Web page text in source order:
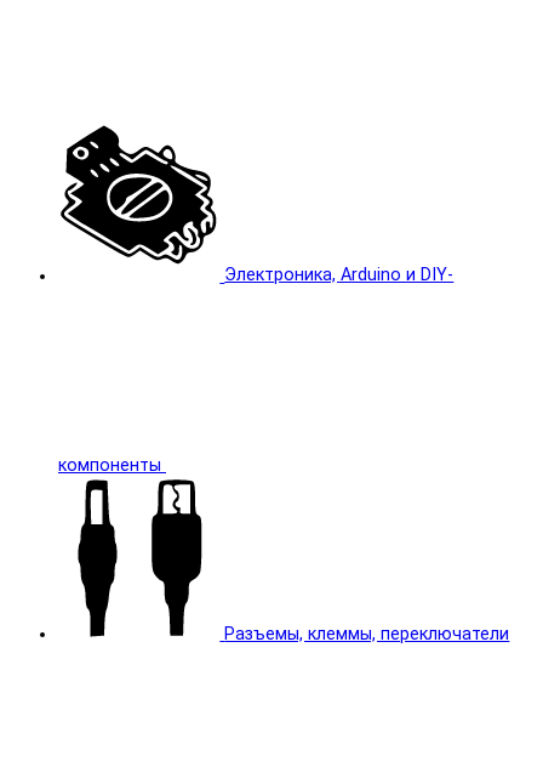
Электроника, Arduino и DIY-
компоненты
Разъемы, клеммы, переключатели